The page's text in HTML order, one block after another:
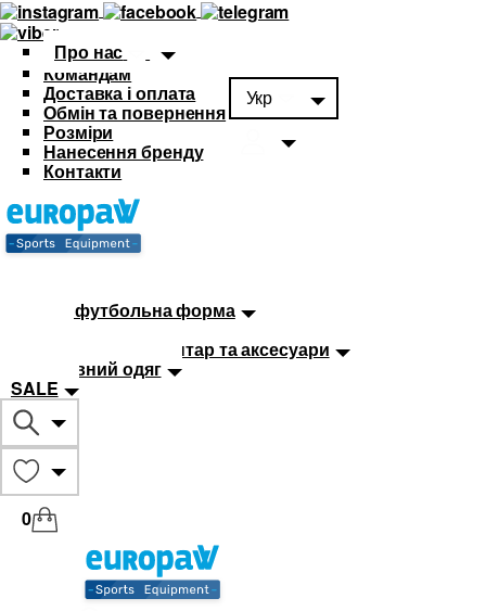
Про нас
Командам
Доставка і оплата
Обмін та повернення
Розміри
Нанесення бренду
Контакти
Укр
Дитяча футбольна форма
Тренувальний інвентар та аксесуари
Спортивний одяг
SALE
0